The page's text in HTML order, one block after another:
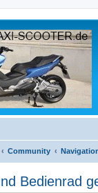
Community
Bedienrad